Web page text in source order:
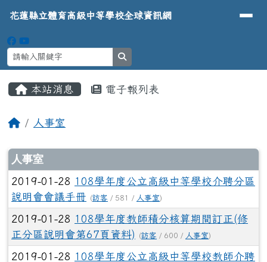
花蓮縣立體育高級中等學校全球資
導覽列
花蓮縣立體育高級中等學校全球資訊網
本站消息 電子報列表
回首頁
人事室
文章列表
人事室
2019-01-28 108學年度公立高級中等學校介聘分區
說明會會議手冊
(訪客 / 581 / 人事室)
2019-01-28 108學年度教師積分核算期間訂正(修
正分區說明會第67頁資料)
(訪客 / 600 / 人事室)
2019-01-28 108學年度公立高級中等學校教師介聘